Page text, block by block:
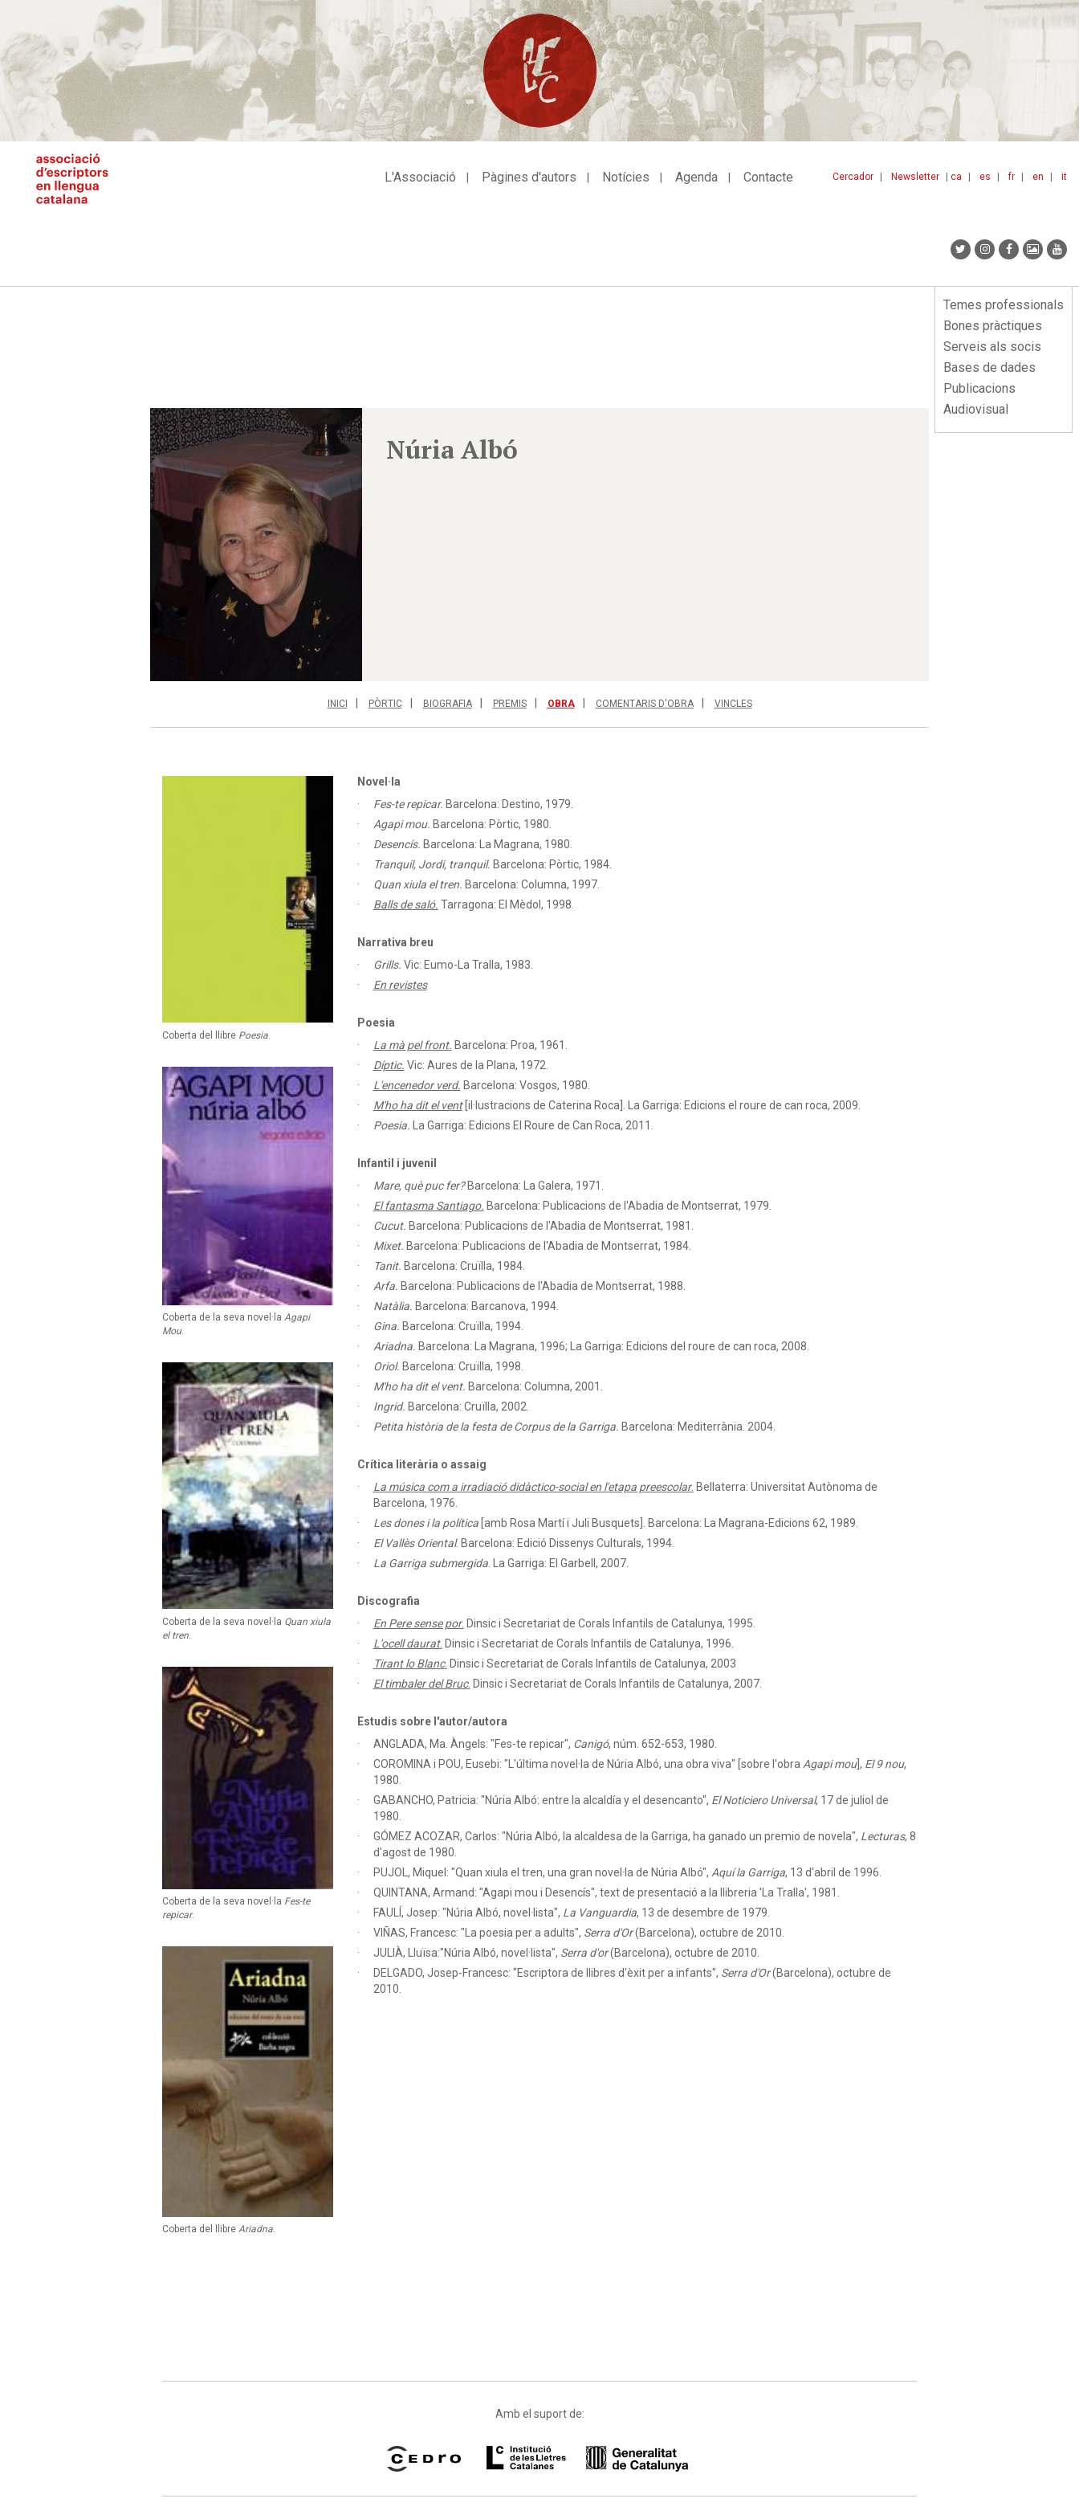
contingut
ca es fr en it
Cercador Newsletter
L'Associació Pàgines d'autors Notícies Agenda Contacte
Menu
lateral
Temes professionals
Bones pràctiques
Serveis als socis
Bases de dades
Publicacions
Audiovisual
Núria Albó
INICI PÒRTIC BIOGRAFIA PREMIS OBRA COMENTARIS D'OBRA VINCLES
Coberta del llibre Poesia
Coberta de la seva novel·la Agapi
Mou.
Coberta de la seva novel·la Quan xiula
el tren
Coberta de la seva novel·la Fes-te
repicar.
Coberta del llibre Ariadna.
Novel·la
Fes-te repicar. Barcelona: Destino, 1979.
Agapi mou. Barcelona: Pòrtic, 1980.
Desencís. Barcelona: La Magrana, 1980.
Tranquil, Jordi, tranquil. Barcelona: Pòrtic, 1984.
Quan xiula el tren. Barcelona: Columna, 1997.
Balls de saló. Tarragona: El Mèdol, 1998.
Narrativa breu
Grills. Vic: Eumo-La Tralla, 1983.
En revistes
Poesia
La mà pel front. Barcelona: Proa, 1961.
Díptic. Vic: Aures de la Plana, 1972.
L'encenedor verd. Barcelona: Vosgos, 1980.
M'ho ha dit el vent [il·lustracions de Caterina Roca]. La Garriga: Edicions el roure de can roca, 2009.
Poesia.
La Garriga: Edicions El Roure de Can Roca, 2011.
Infantil i juvenil
Mare, què puc fer? Barcelona: La Galera, 1971.
El fantasma Santiago. Barcelona: Publicacions de l'Abadia de Montserrat, 1979.
Cucut. Barcelona: Publicacions de l'Abadia de Montserrat, 1981.
Mixet. Barcelona: Publicacions de l'Abadia de Montserrat, 1984.
Tanit. Barcelona: Cruïlla, 1984.
Arfa. Barcelona: Publicacions de l'Abadia de Montserrat, 1988.
Natàlia. Barcelona: Barcanova, 1994.
Gina. Barcelona: Cruïlla, 1994.
Ariadna. Barcelona: La Magrana, 1996; La Garriga: Edicions del roure de can roca, 2008.
Oriol. Barcelona: Cruïlla, 1998.
M'ho ha dit el vent. Barcelona: Columna, 2001.
Ingrid. Barcelona: Cruïlla, 2002.
Petita història de la festa de Corpus de la Garriga. Barcelona: Mediterrània. 2004.
Crítica literària o assaig
La música com a irradiació didàctico-social en l'etapa preescolar. Bellaterra: Universitat Autònoma de
Barcelona, 1976.
Les dones i la política [amb Rosa Martí i Juli Busquets]. Barcelona: La Magrana-Edicions 62, 1989.
El Vallès Oriental. Barcelona: Edició Dissenys Culturals, 1994.
La Garriga submergida. La Garriga: El Garbell, 2007.
Discografia
En Pere sense por. Dinsic i Secretariat de Corals Infantils de Catalunya, 1995.
L'ocell daurat. Dinsic i Secretariat de Corals Infantils de Catalunya, 1996.
Tirant lo Blanc. Dinsic i Secretariat de Corals Infantils de Catalunya, 2003
El timbaler del Bruc. Dinsic i Secretariat de Corals Infantils de Catalunya, 2007.
Estudis sobre l'autor/autora
ANGLADA, Ma. Àngels: "Fes-te repicar", Canigó, núm. 652-653, 1980.
COROMINA i POU, Eusebi: "L'última novel·la de Núria Albó, una obra viva" [sobre l'obra Agapi mou], El 9 nou,
1980.
GABANCHO, Patricia: "Núria Albó: entre la alcaldía y el desencanto", El Noticiero Universal, 17 de juliol de
1980.
GÓMEZ ACOZAR, Carlos: "Núria Albó, la alcaldesa de la Garriga, ha ganado un premio de novela", Lecturas, 8
d'agost de 1980.
PUJOL, Miquel: "Quan xiula el tren, una gran novel·la de Núria Albó", Aquí la Garriga, 13 d'abril de 1996.
QUINTANA, Armand: "Agapi mou i Desencís", text de presentació a la llibreria 'La Tralla', 1981.
FAULÍ, Josep: "Núria Albó, novel·lista", La Vanguardia, 13 de desembre de 1979.
VIÑAS, Francesc: "La poesia per a adults", Serra d'Or(Barcelona), octubre de 2010.
JULIÀ, Lluïsa:"Núria Albó, novel·lista", Serra d'or(Barcelona), octubre de 2010.
DELGADO, Josep-Francesc: "Escriptora de llibres d'èxit per a infants", Serra d'Or(Barcelona), octubre de
2010.
Amb el suport de: